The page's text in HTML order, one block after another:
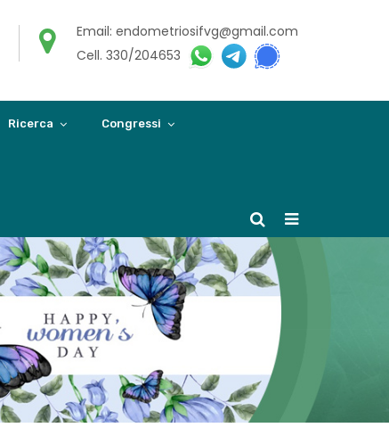
Email: endometriosifvg@gmail.com
Cell. 330/204653
Ricerca Congressi